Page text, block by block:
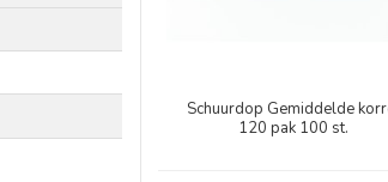
Schuurdop Gemiddelde
120 pak 100 st.